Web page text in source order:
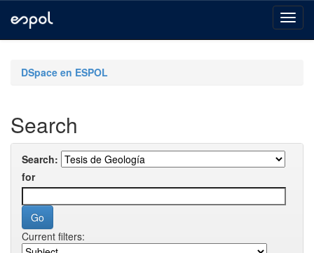
navigationDSpace en ESPOL
Search
Search:
for
Current filters: